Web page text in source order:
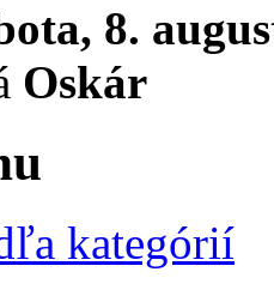
8.
Oskár
kategórií